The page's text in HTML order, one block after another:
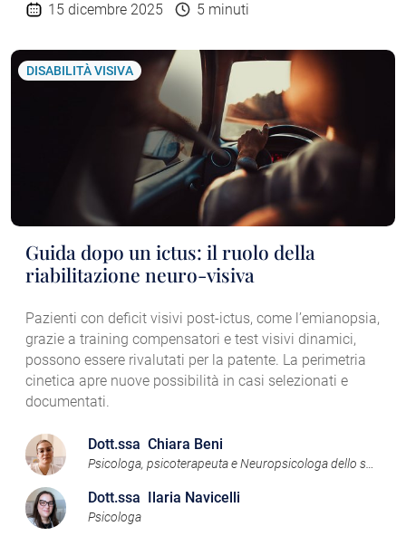
15 dicembre 2025 5 minuti
DISABILITÀ VISIVA
Guida dopo un ictus: il ruolo della
riabilitazione neuro-visiva
Pazienti con deficit visivi post-ictus, come l’emianopsia,
grazie a training compensatori e test visivi dinamici,
possono essere rivalutati per la patente. La perimetria
cinetica apre nuove possibilità in casi selezionati e
documentati.
Dott.ssa Chiara Beni
Psicologa, psicoterapeuta e Neuropsicologa dello sviluppo
Dott.ssa Ilaria Navicelli
Psicologa